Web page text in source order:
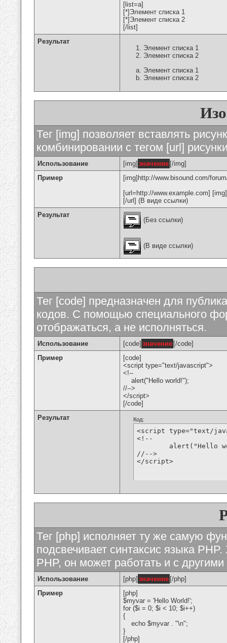
[list=a]
[*]Элемент списка 1
[*]Элемент списка 2
[/list]
Результат
Элемент списка 1
Элемент списка 2
Элемент списка 1
Элемент списка 2
Тег [img] позволяет вставлять
комбинировании с тегом [url]
Использование [img] значение [/img]
Пример
[img]http://www.bisound.com/
[url=http://www.example.com]
[/url] (В виде ссылки)
Результат
(Без ссылки)
(В виде ссылки)
Тег [code] предназначен для
кодов. С помощью специального
отображаться, а не исполняться.
Использование [code] значение [/code]
Пример
[code]
<script type="text/javascript">
<!--
alert("Hello world!");
//-->
</script>
[/code]
Результат
Код:
<script type="text/
<!--
//-->
</script>
Тег [php] исполняет ту же самую
подсвечивает синтаксис языка
PHP, он может работать и с
Использование [php] значение [/php]
Пример
[php]
$myvar = 'Hello World!';
for ($i = 0; $i < 10; $i++)
{
echo $myvar . "\n";
}
[/php]